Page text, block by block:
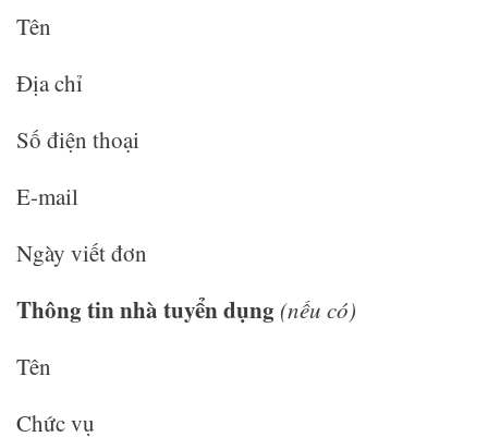
Tên
Địa chỉ
Số điện thoại
E-mail
Ngày viết đơn
Thông tin nhà tuyển dụng (nếu có)
Tên
Chức vụ